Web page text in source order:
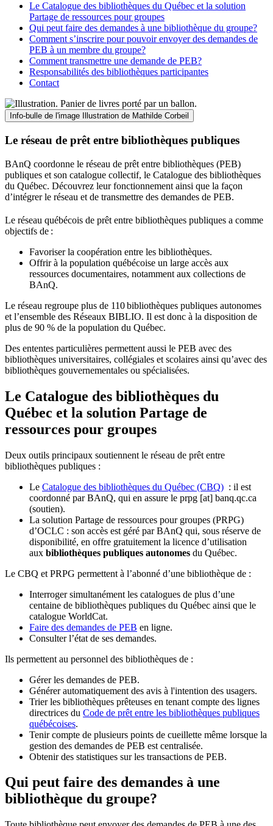
Le Catalogue des bibliothèques du Québec et la solution
Partage de ressources pour groupes
Qui peut faire des demandes à une bibliothèque du groupe?
Comment s’inscrire pour pouvoir envoyer des demandes de
PEB à un membre du groupe?
Comment transmettre une demande de PEB?
Responsabilités des bibliothèques participantes
Contact
Info-bulle de l'image Illustration de Mathilde Corbeil
Le réseau de prêt entre bibliothèques publiques
BAnQ coordonne le réseau de prêt entre bibliothèques (PEB)
publiques et son catalogue collectif, le Catalogue des bibliothèques
du Québec. Découvrez leur fonctionnement ainsi que la façon
d’intégrer le réseau et de transmettre des demandes de PEB.
Le réseau québécois de prêt entre bibliothèques publiques a comme
objectifs de :
Favoriser la coopération entre les bibliothèques.
Offrir à la population québécoise un large accès aux
ressources documentaires, notamment aux collections de
BAnQ.
Le réseau regroupe plus de 110bibliothèques publiques autonomes
et l’ensemble des Réseaux BIBLIO. Il est donc à la disposition de
plus de 90 % de la population du Québec.
Des ententes particulières permettent aussi le PEB avec des
bibliothèques universitaires, collégiales et scolaires ainsi qu’avec des
bibliothèques gouvernementales ou spécialisées.
Le Catalogue des bibliothèques du
Québec et la solution Partage de
ressources pour groupes
Deux outils principaux soutiennent le réseau de prêt entre
bibliothèques publiques :
Le Catalogue des bibliothèques du Québec (CBQ) : il est
coordonné par BAnQ, qui en assure le prpg [at] banq.qc.ca
(soutien).
La solution Partage de ressources pour groupes (PRPG)
d’OCLC : son accès est géré par BAnQ qui, sous réserve de
disponibilité, en offre gratuitement la licence d’utilisation
aux bibliothèques publiques autonomes du Québec.
Le CBQ et PRPG permettent à l’abonné d’une bibliothèque de :
Interroger simultanément les catalogues de plus d’une
centaine de bibliothèques publiques du Québec ainsi que le
catalogue WorldCat.
Faire des demandes de PEB en ligne.
Consulter l’état de ses demandes.
Ils permettent au personnel des bibliothèques de :
Gérer les demandes de PEB.
Générer automatiquement des avis à l'intention des usagers.
Trier les bibliothèques prêteuses en tenant compte des lignes
directrices du Code de prêt entre les bibliothèques publiques
québécoises.
Tenir compte de plusieurs points de cueillette même lorsque la
gestion des demandes de PEB est centralisée.
Obtenir des statistiques sur les transactions de PEB.
Qui peut faire des demandes à une
bibliothèque du groupe?